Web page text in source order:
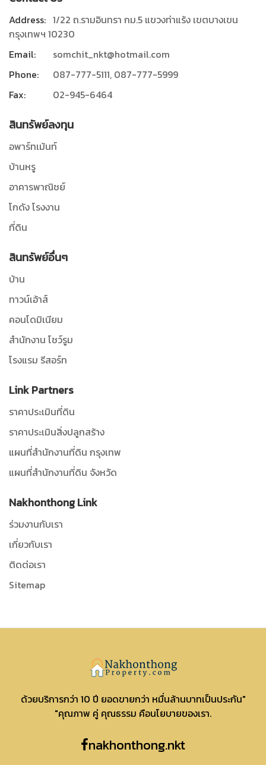
Address: 1/22 ถ.รามอินทรา กม.5 แขวงท่าแร้ง เขตบางเขน
กรุงเทพฯ 10230
Email:
somchit_nkt@hotmail.com
Phone:
087-777-5111, 087-777-5999
Fax:
02-945-6464
สินทรัพย์ลงทุน
อพาร์ทเม้นท์
บ้านหรู
อาคารพาณิชย์
โกดัง โรงงาน
ที่ดิน
สินทรัพย์อื่นๆ
บ้าน
ทาวน์เอ้าส์
คอนโดมิเนียม
สำนักงาน โชว์รูม
โรงแรม รีสอร์ท
Link Partners
ราคาประเมินที่ดิน
ราคาประเมินสิ่งปลูกสร้าง
แผนที่สำนักงานที่ดิน กรุงเทพ
แผนที่สำนักงานที่ดิน จังหวัด
Nakhonthong Link
ร่วมงานกับเรา
เกี่ยวกับเรา
ติดต่อเรา
Sitemap
Nakhonthong
ด้วยบริการกว่า 10 ปี ยอดขายกว่า หมื่นล้านบาทเป็นประกัน"
"คุณภาพ คู่ คุณธรรม คือนโยบายของเรา.
nakhonthong.nkt